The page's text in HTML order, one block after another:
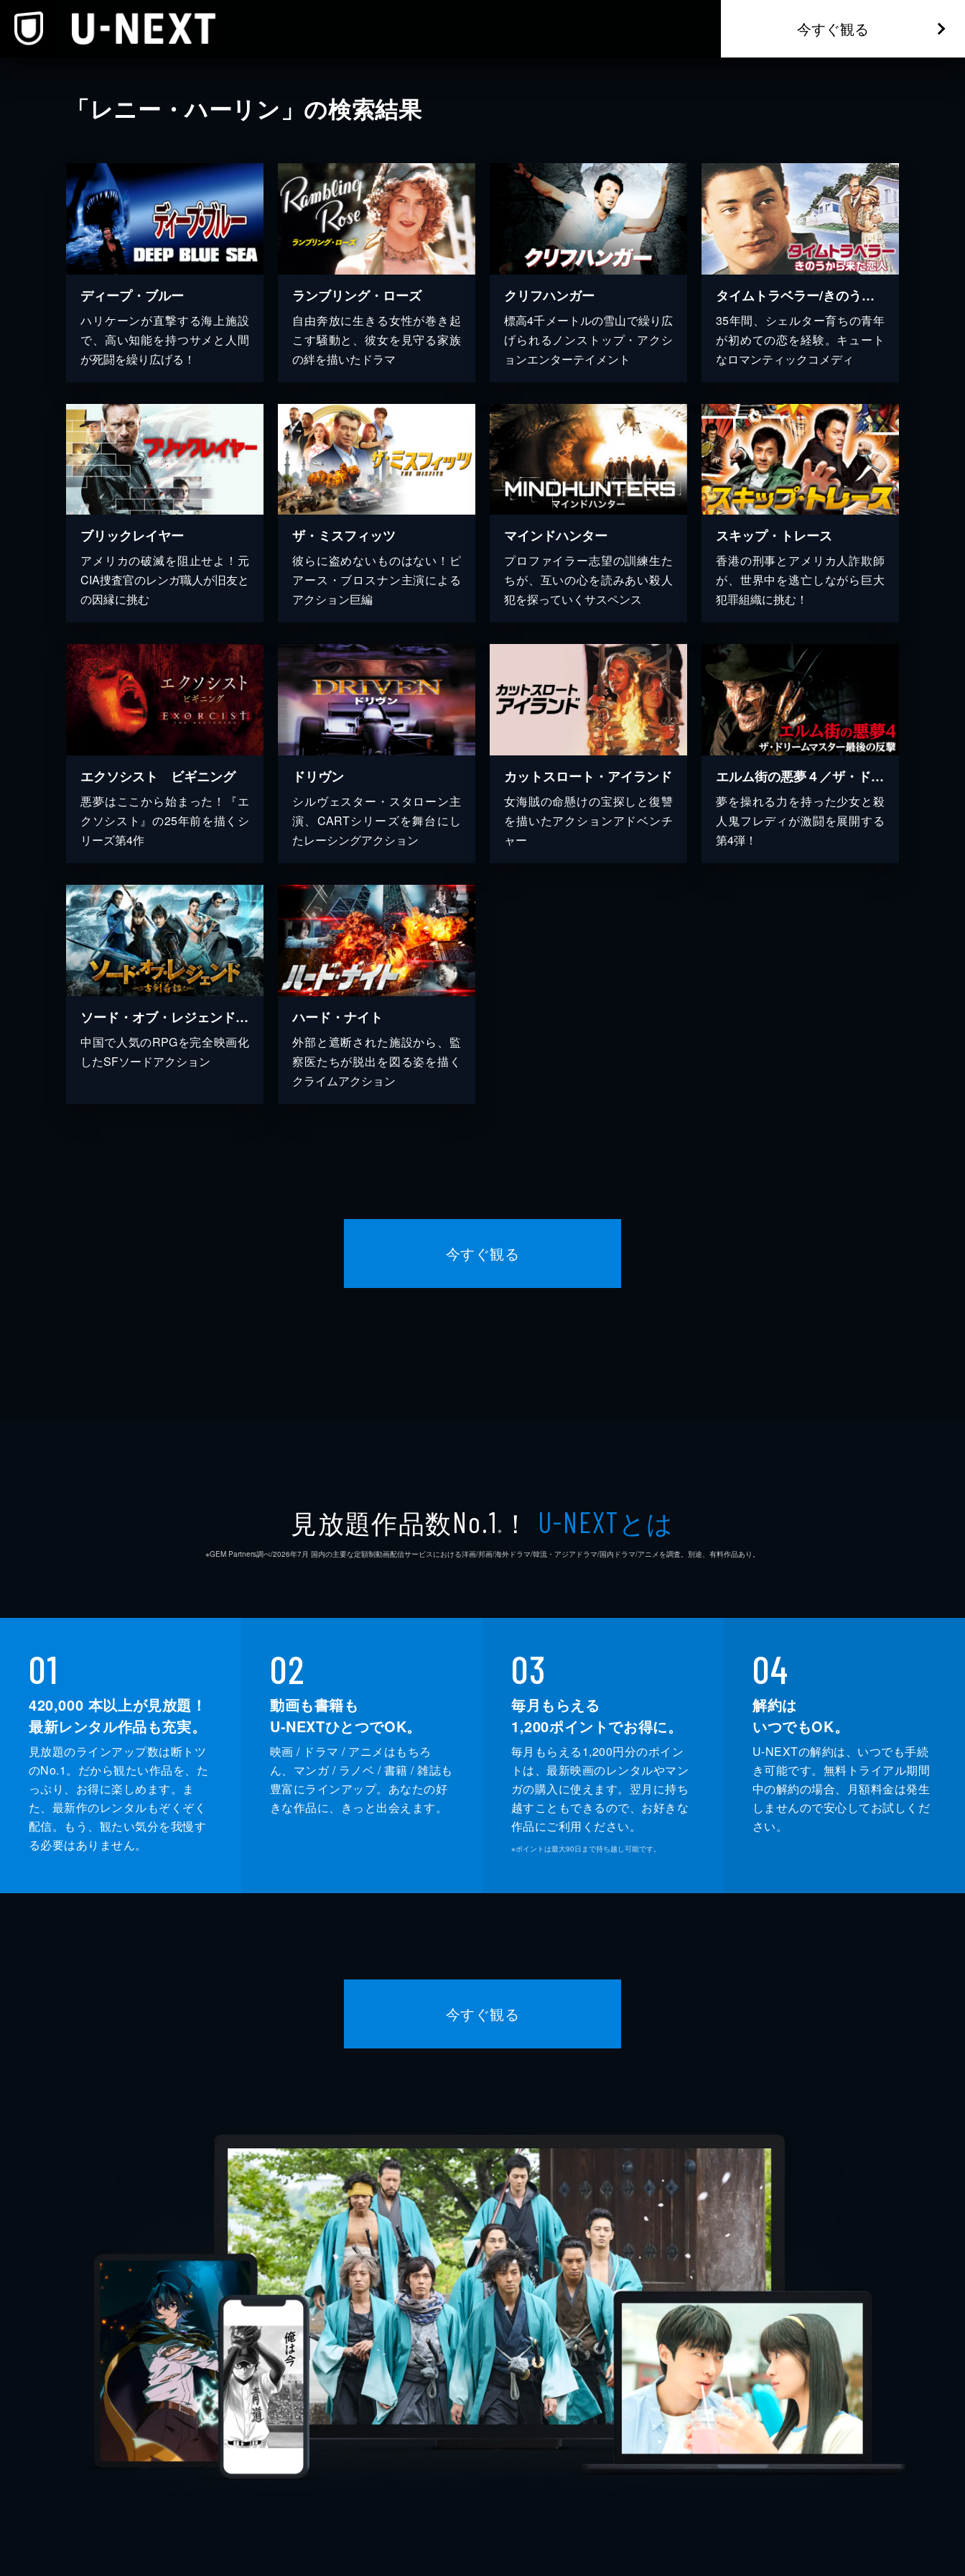
今すぐ観る
「レニー・ハーリン」の検索結果
ディープ・ブルー
ハリケーンが直撃する海上施設
で、高い知能を持つサメと人間
が死闘を繰り広げる！
ランブリング・ローズ
自由奔放に生きる女性が巻き起
こす騒動と、彼女を見守る家族
の絆を描いたドラマ
クリフハンガー
標高4千メートルの雪山で繰り広
げられるノンストップ・アクシ
ョンエンターテイメント
タイムトラベラー/きのうから来た恋人
35年間、シェルター育ちの青年
が初めての恋を経験。キュート
なロマンティックコメディ
ブリックレイヤー
アメリカの破滅を阻止せよ！元
CIA捜査官のレンガ職人が旧友と
の因縁に挑む
ザ・ミスフィッツ
彼らに盗めないものはない！ピ
アース・ブロスナン主演による
アクション巨編
マインドハンター
プロファイラー志望の訓練生た
ちが、互いの心を読みあい殺人
犯を探っていくサスペンス
スキップ・トレース
香港の刑事とアメリカ人詐欺師
が、世界中を逃亡しながら巨大
犯罪組織に挑む！
エクソシスト ビギニング
悪夢はここから始まった！『エ
クソシスト』の25年前を描くシ
リーズ第4作
ドリヴン
シルヴェスター・スタローン主
演、CARTシリーズを舞台にし
たレーシングアクション
カットスロート・アイランド
女海賊の命懸けの宝探しと復讐
を描いたアクションアドベンチ
ャー
エルム街の悪夢４／ザ・ドリームマスター最後の反撃
夢を操れる力を持った少女と殺
人鬼フレディが激闘を展開する
第4弾！
ソード・オブ・レジェンド 古剣奇譚
中国で人気のRPGを完全映画化
したSFソードアクション
ハード・ナイト
外部と遮断された施設から、監
察医たちが脱出を図る姿を描く
クライムアクション
今すぐ観る
見放題作品数No.1 ※ ！ U-NEXTとは
※GEM Partners調べ/2026年7⽉ 国内の主要な定額制動画配信サービスにおける洋画/邦画/海外ドラマ/韓流・アジアドラマ/国内ドラマ/アニメを調査。別途、有料作品あり。
01
420,000 本以上が見放題！
最新レンタル作品も充実。
見放題のラインアップ数は断トツ
のNo.1。だから観たい作品を、た
っぷり、お得に楽しめます。ま
た、最新作のレンタルもぞくぞく
配信。もう、観たい気分を我慢す
る必要はありません。
02
動画も書籍も
U-NEXTひとつでOK。
映画 / ドラマ / アニメはもちろ
ん、マンガ / ラノベ / 書籍 / 雑誌も
豊富にラインアップ。あなたの好
きな作品に、きっと出会えます。
03
毎月もらえる
1,200ポイントでお得に。
毎月もらえる1,200円分のポイン
トは、最新映画のレンタルやマン
ガの購入に使えます。翌月に持ち
越すこともできるので、お好きな
作品にご利用ください。
※ポイントは最大90日まで持ち越し可能です。
04
解約は
いつでもOK。
U-NEXTの解約は、いつでも手続
き可能です。無料トライアル期間
中の解約の場合、月額料金は発生
しませんので安心してお試しくだ
さい。
今すぐ観る